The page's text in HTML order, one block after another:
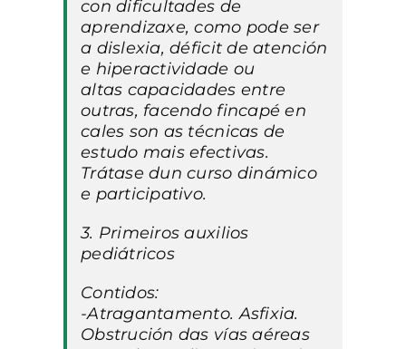
con dificultades de
aprendizaxe, como pode ser
a dislexia, déficit de atención
e hiperactividade ou
altas capacidades entre
outras, facendo fincapé en
cales son as técnicas de
estudo mais efectivas.
Trátase dun curso dinámico
e participativo.
3. Primeiros auxilios
pediátricos
Contidos:
-Atragantamento. Asfixia.
Obstrución das vías aéreas